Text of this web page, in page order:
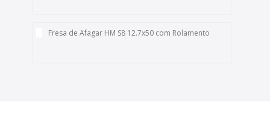
Fresa de Afagar HM S8 12.7x50 com Rolamento